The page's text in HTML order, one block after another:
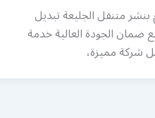
بنشر متنقل الجليعة تبديل
الجودة العالية خدمة
شركة مميزة،